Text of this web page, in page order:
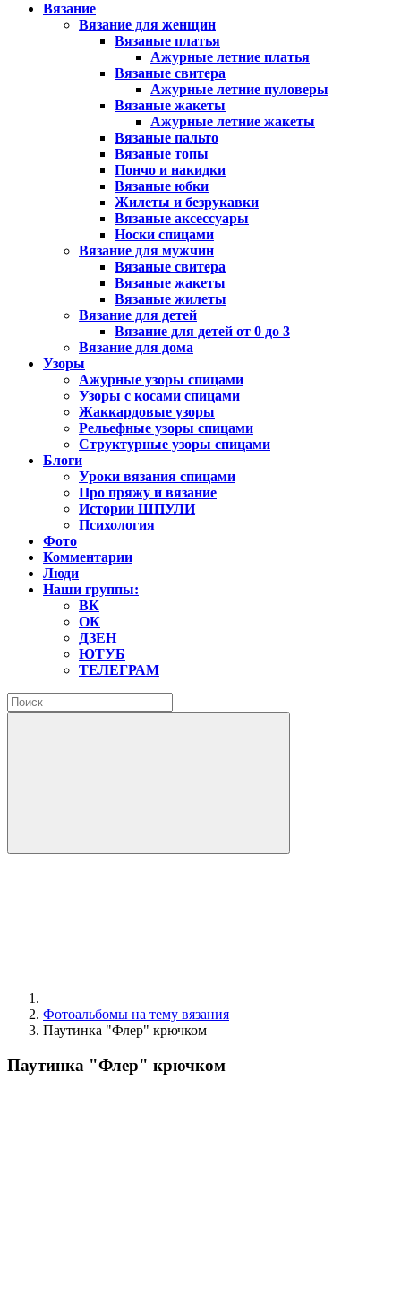
Вязание
Вязание для женщин
Вязаные платья
Ажурные летние платья
Вязаные свитера
Ажурные летние пуловеры
Вязаные жакеты
Ажурные летние жакеты
Вязаные пальто
Вязаные топы
Пончо и накидки
Вязаные юбки
Жилеты и безрукавки
Вязаные аксессуары
Носки спицами
Вязание для мужчин
Вязаные свитера
Вязаные жакеты
Вязаные жилеты
Вязание для детей
Вязание для детей от 0 до 3
Вязание для дома
Узоры
Ажурные узоры спицами
Узоры с косами спицами
Жаккардовые узоры
Рельефные узоры спицами
Структурные узоры спицами
Блоги
Уроки вязания спицами
Про пряжу и вязание
Истории ШПУЛИ
Психология
Фото
Комментарии
Люди
Наши группы:
ВК
ОК
ДЗЕН
ЮТУБ
ТЕЛЕГРАМ
Фотоальбомы на тему вязания
Паутинка "Флер" крючком
Паутинка "Флер" крючком